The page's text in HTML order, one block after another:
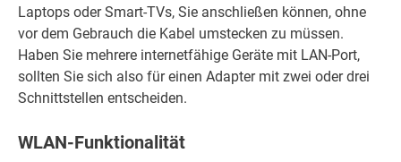
Laptops oder Smart-TVs, Sie anschließen können, ohne
vor dem Gebrauch die Kabel umstecken zu müssen.
Haben Sie mehrere internetfähige Geräte mit LAN-Port,
sollten Sie sich also für einen Adapter mit zwei oder drei
Schnittstellen entscheiden.
WLAN-Funktionalität